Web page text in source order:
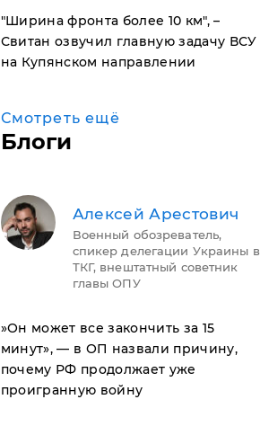
​"Ширина фронта более 10 км", –
Свитан озвучил главную задачу ВСУ
на Купянском направлении
Смотреть ещё
Блоги
Алексей Арестович
Военный обозреватель,
спикер делегации Украины в
ТКГ, внештатный советник
главы ОПУ
​»Он может все закончить за 15
минут», — в ОП назвали причину,
почему РФ продолжает уже
проигранную войну